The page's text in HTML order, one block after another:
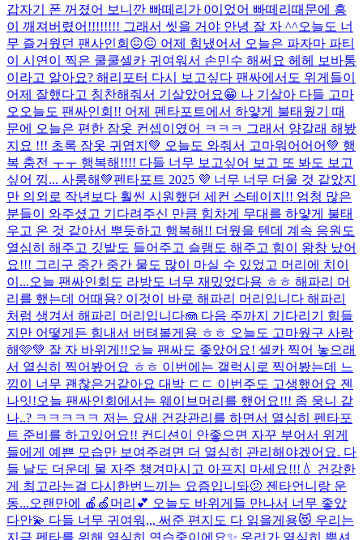
갑자기 폰 꺼졌어 보니깐 빠떼리가 0이었어 빠떼리때문에 흥
이 깨져버렸어!!!!!!!! 그래서 씻을 거야 안녕 잘 자 ^^오늘도 너
무 즐거웠던 팬사인회😖😖 어제 힘냈어서 오늘은 파자마 파티
이 시연이 찍은 쿨쿨셀카 귀여워서 손민수 해써요 헤헤 보바통
이라고 알아요? 해리포터 다시 보고싶다 팬싸에서도 위게들이
어제 잘했다고 칭찬해줘서 기살았어요😁 나 기살아 다들 고마
오 오늘도 팬싸인회!! 어제 펜타포트에서 하얗게 불태웠기 때
문에 오늘은 편한 잠옷 컨셉이였어 ㅋㅋㅋ 그래서 양갈래 해봤
지요 !!! 초록 잠옷 귀엽지💚 오늘도 와줘서 고마워어어어💚 행
복 충전 ㅜㅜ 행복해!!!! 다들 너무 보고싶어 보고 또 봐도 보고
싶어 낑... 사룽해💚펜타포트 2025 💜 너무 너무 더울 것 같았지
만 의외로 작년보다 훨씬 시원했던 세컨 스테이지!! 엄청 많은
분들이 와주셨고 기다려주신 만큼 힘차게 무대를 하얗게 불태
우고 온 것 같아서 뿌듯하고 행복해!! 더웠을 텐데 계속 응원도
열심히 해주고 깃발도 들어주고 슬램도 해주고 힘이 왕창 났어
요!!! 그리구 중간 중간 물도 많이 마실 수 있었고 머리에 치이
이...오늘 팬싸인회도 라방도 너무 재밌었다용 ㅎㅎ 해파리 머
리를 했는데 어때용? 이것이 바로 해파리 머리입니다 해파리
처럼 생겨서 해파리 머리입니다🪼 다음 주까지 기다리기 힘들
지만 어떻게든 힘내서 버텨볼게용 ㅎㅎ 오늘도 고마웠구 사랑
해🩷💚 잘 자 바위게!!오늘 팬싸도 좋았어요! 셀카 찍어 놓으래
서 열심히 찍어봤어요 ㅎㅎ 이번에는 갤럭시로 찍어봤는데 느
낌이 너무 괜찮은거같아요 대박 ㄷㄷ 이번주도 고생했어요 젠
나잇!오늘 팬싸인회에서는 웨이브머리를 했어요!!! 좀 웅니 같
나..? ㅋㅋㅋㅋㅋ 저는 요새 건강관리를 하면서 열심히 펜타포
트 준비를 하고있어요!! 컨디션이 안좋으면 자꾸 부어서 위게
들에게 예쁜 모습만 보여주려면 더 열심히 관리해야겠어요. 다
들 날도 더운데 물 자주 챙겨마시고 아프지 마세요!!!💧 건강한
게 최고라는걸 다시한번느끼는 요즘입니돠🫤 젠타언니랑 운
동...오랜만에 🍎🍏머리💕 오늘도 바위게들 만나서 너무 좋았
다안💫 다들 너무 귀여워,,, 써준 편지도 다 읽을게용😻 우리는
지금 펜타를 위해 열심히 연습중이에요✨ 우리가 열심히 뿌셔